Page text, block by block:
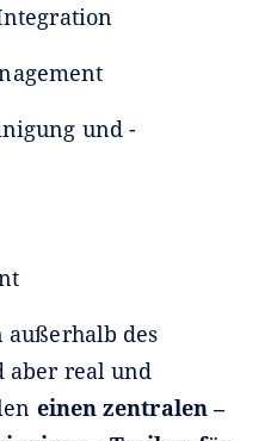
und -
außerhalb des
aber real und
einen zentralen –